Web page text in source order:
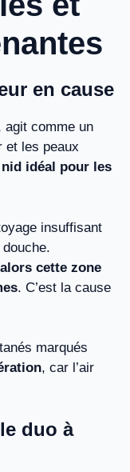
en cause
agit comme un
et les peaux
nid idéal pour les
insuffisant
cette zone
. C’est la cause
marqués
, car l’air
duo à